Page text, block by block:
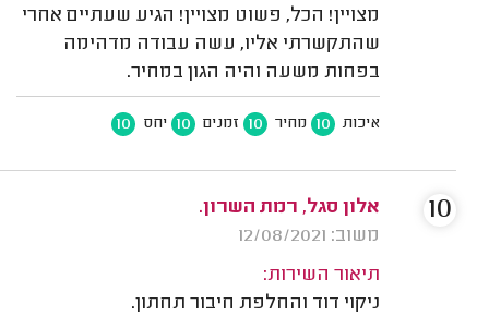
מצויין! הכל, פשוט מצויין! הגיע שעתיים אחרי
שהתקשרתי אליו, עשה עבודה מדהימה
בפחות משעה והיה הגון במחיר.
איכות 10 מחיר 10 זמנים 10 יחס 10
אלון סגל, רמת השרון.
משוב: 12/08/2021
תיאור השירות:
ניקוי דוד והחלפת חיבור תחתון.
10